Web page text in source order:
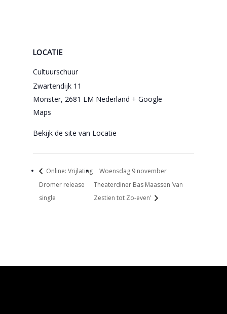
LOCATIE
Cultuurschuur
Zwartendijk 11
Monster, 2681 LM Nederland + Google
Maps
Bekijk de site van Locatie
Online: Vrijlating
Dromer release
single
Woensdag 9 november
Theaterdiner Bas Maassen ‘van
Zestien tot Zo-even’